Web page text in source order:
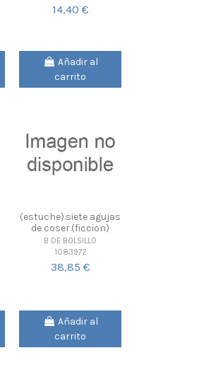
14,40 €
Añadir al
carrito
(estuche).siete agujas
de coser.(ficcion)
B DE BOLSILLO
1083972
38,85 €
Añadir al
carrito